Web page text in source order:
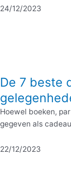
24/12/2023
De 7 beste
Hoewel boeken,
gegeven als
22/12/2023